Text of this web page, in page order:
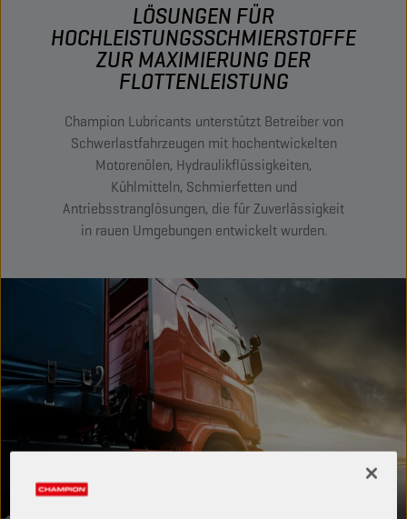
LÖSUNGEN FÜR
HOCHLEISTUNGSSCHMIERSTOFFE
ZUR MAXIMIERUNG DER
FLOTTENLEISTUNG
Champion Lubricants unterstützt Betreiber von
Schwerlastfahrzeugen mit hochentwickelten
Motorenölen, Hydraulikflüssigkeiten,
Kühlmitteln, Schmierfetten und
Antriebsstranglösungen, die für Zuverlässigkeit
in rauen Umgebungen entwickelt wurden.